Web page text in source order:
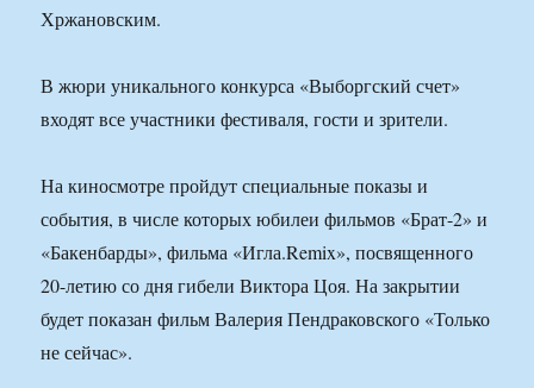
Хржановским.
В жюри уникального конкурса «Выборгский счет»
входят все участники фестиваля, гости и зрители.
На киносмотре пройдут специальные показы и
события, в числе которых юбилеи фильмов «Брат-2» и
«Бакенбарды», фильма «Игла.Remix», посвященного
20-летию со дня гибели Виктора Цоя. На закрытии
будет показан фильм Валерия Пендраковского «Только
не сейчас».